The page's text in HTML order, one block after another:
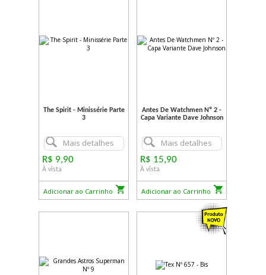
The Spirit - Minissérie Parte
3
Mais detalhes
R$ 9,90
À vista
Adicionar ao Carrinho
Antes De Watchmen Nº 2 -
Capa Variante Dave Johnson
Mais detalhes
R$ 15,90
À vista
Adicionar ao Carrinho